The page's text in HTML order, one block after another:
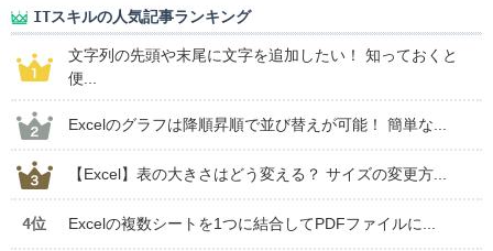
ITスキルの人気記事ランキング
文字列の先頭や末尾に文字を追加したい！ 知っておくと
便...
Excelのグラフは降順昇順で並び替えが可能！ 簡単な...
【Excel】表の大きさはどう変える？ サイズの変更方...
4位 Excelの複数シートを1つに結合してPDFファイルに...